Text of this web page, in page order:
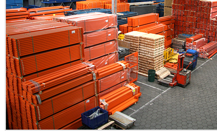
Lees meer